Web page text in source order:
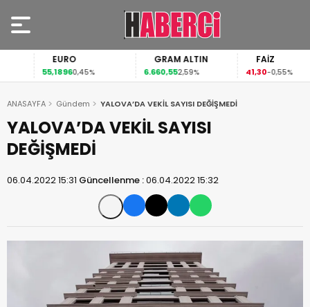
EURO
55,18960,45%
GRAM ALTIN
6.660,552,59%
FAİZ
41,30-0,55%
ANASAYFA Gündem YALOVA’DA VEKİL SAYISI DEĞİŞMEDİ
YALOVA’DA VEKİL SAYISI
DEĞİŞMEDİ
06.04.2022 15:31 Güncellenme :06.04.2022 15:32